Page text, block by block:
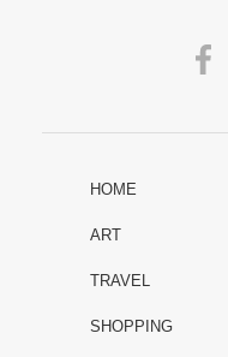
HOME
ART
TRAVEL
SHOPPING